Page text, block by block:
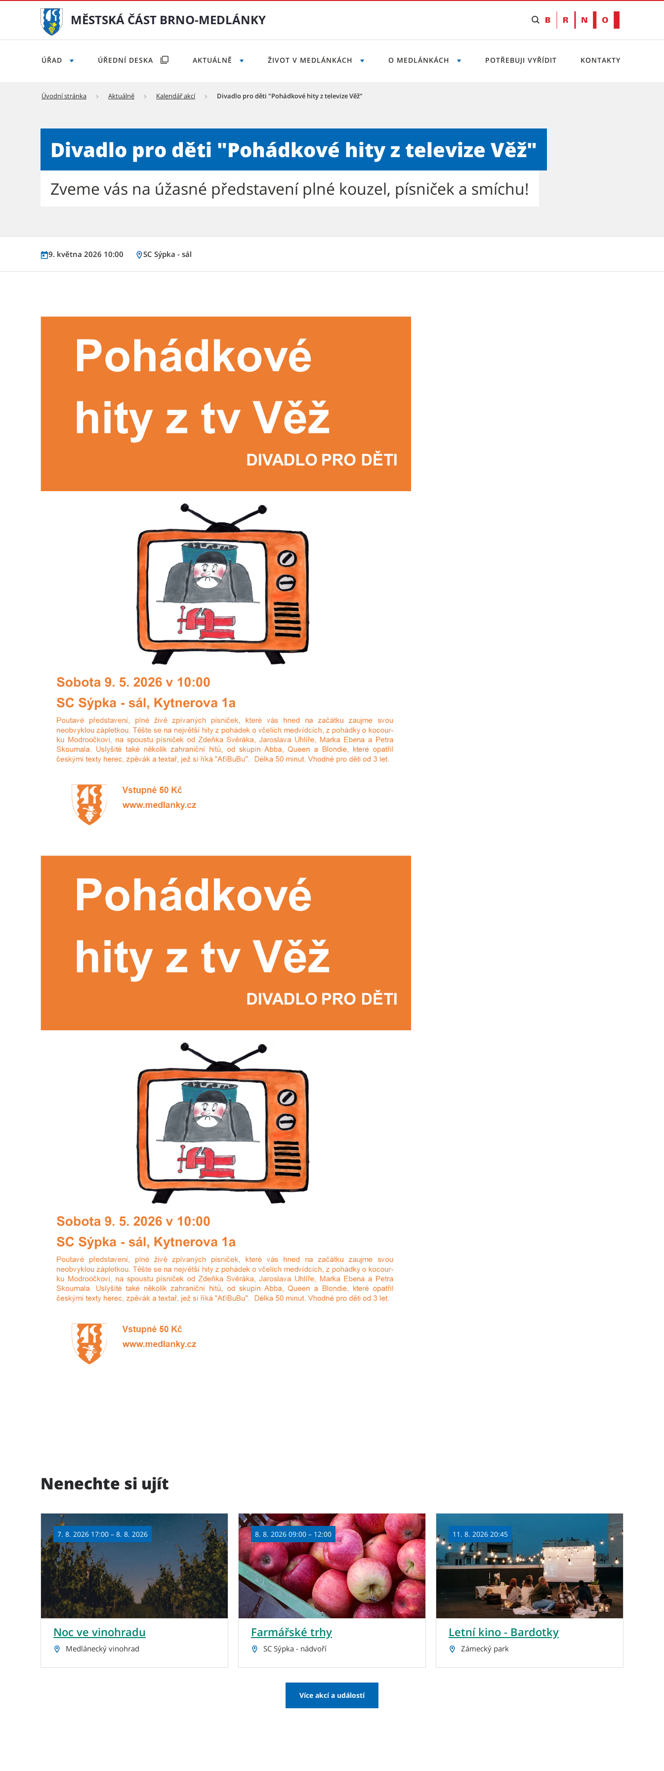
MĚSTSKÁ ČÁST BRNO-MEDLÁNKY
ÚŘAD ÚŘEDNÍ DESKA AKTUÁLNĚ ŽIVOT V MEDLÁNKÁCH O MEDLÁNKÁCH POTŘEBUJI VYŘÍDIT KONTAKTY
Úvodní stránka Aktuálně Kalendář akcí Divadlo pro děti "Pohádkové hity z televize Věž"
Divadlo pro děti "Pohádkové hity z televize Věž"
Zveme vás na úžasné představení plné kouzel, písniček a smíchu!
9. května 2026 10:00 SC Sýpka - sál
Nenechte si ujít
7. 8. 2026 17:00 – 8. 8. 2026
Noc ve vinohradu
Medlánecký vinohrad
8. 8. 2026 09:00 – 12:00
Farmářské trhy
SC Sýpka - nádvoří
11. 8. 2026 20:45
Letní kino - Bardotky
Zámecký park
Více akcí a událostí